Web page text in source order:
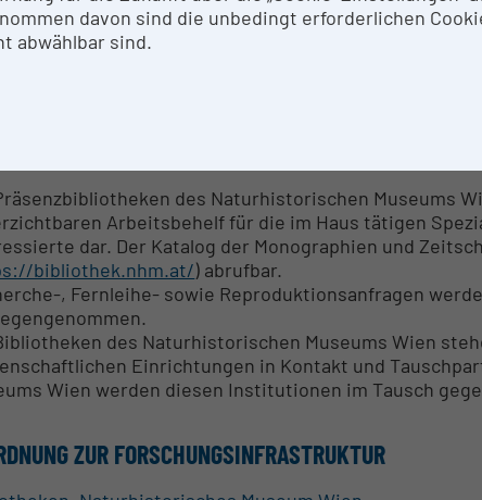
wertvollem Buchgut erstellt.
von Werken, die sich im Bestand der
des Naturhistorischen Museums
Arbeitsbehelf für die im Haus tätigen
dar. Der Katalog der Monographien und
bibliothek.nhm.at/) abrufbar.
, Fernleihe- sowie Reproduktionsanfragen
des Naturhistorischen Museums Wien
Einrichtungen in Kontakt und
Wien werden diesen Institutionen im Tausch
ZUR FORSCHUNGSINFRASTRUKTUR
davon sind die unbedingt erforderlichen
abwählbar sind.